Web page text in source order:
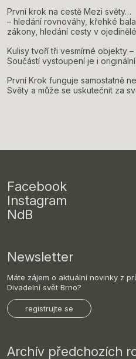
První krok na cestě Mezi světy…
– hledání rovnováhy, křehké
zákony, hledání cesty v
Kulisy tvoří tři vesmírné objekty –
Součástí vystoupení je i
První Krok funguje samostatně
Světy a může se uskutečnit za
Facebook
Instagram
NdB
Newsletter
Máte zájem o aktuální novinky z
Divadelní svět Brno?
registrujte se
Archív předchozích